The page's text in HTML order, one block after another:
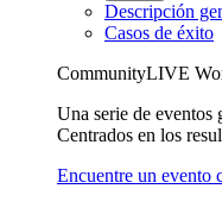
Descripción
Casos de éxito
CommunityLIVE
Una serie de eventos
Centrados en los
Encuentre un evento